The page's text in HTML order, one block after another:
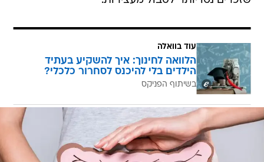
עוד בוואלה
הלוואה לחינוך: איך להשקיע בעתיד
הילדים בלי להיכנס לסחרור כלכלי?
בשיתוף הפניקס